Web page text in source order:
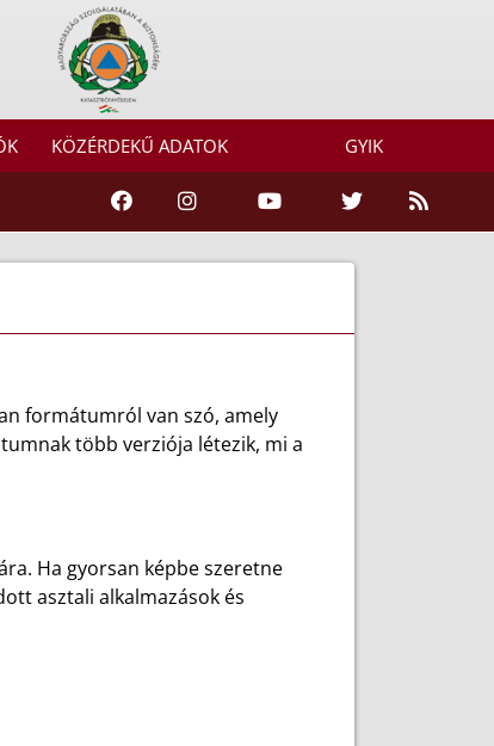
KÖZÉRDEKŰ ADATOK GYIK
formátumról van szó, amely
több verziója létezik, mi a
Ha gyorsan képbe szeretne
asztali alkalmazások és